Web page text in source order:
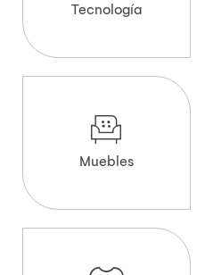
Tecnología
Muebles